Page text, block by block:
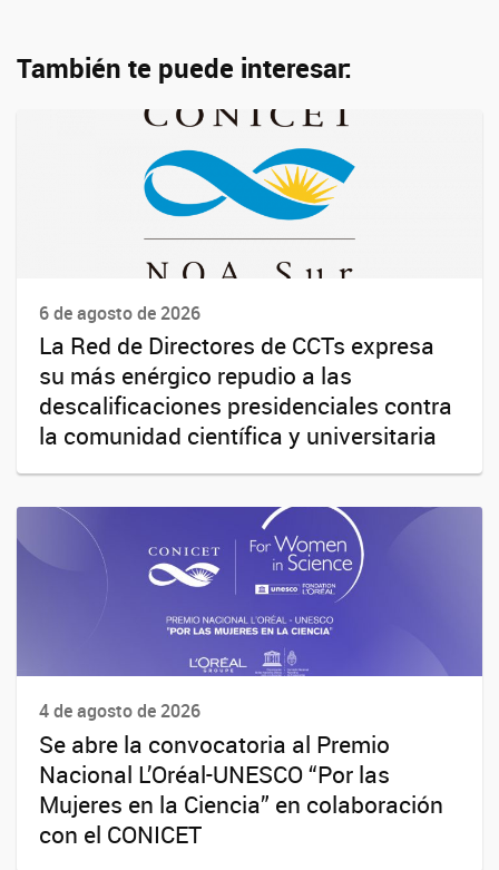
También te puede interesar:
6 de agosto de 2026
La Red de Directores de CCTs expresa
su más enérgico repudio a las
descalificaciones presidenciales contra
la comunidad científica y universitaria
4 de agosto de 2026
Se abre la convocatoria al Premio
Nacional L’Oréal-UNESCO “Por las
Mujeres en la Ciencia” en colaboración
con el CONICET